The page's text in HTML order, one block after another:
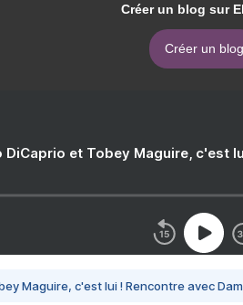
Créer un blog sur
Créer un blog
DiCaprio et Tobey Maguire, c'est
Maguire, c'est lui ! Rencontre avec